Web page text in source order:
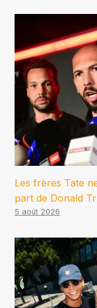
Les frères Tate
part de Donald
5 août 2026